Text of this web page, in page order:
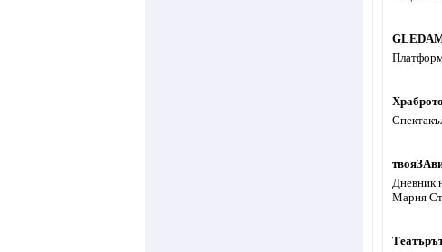
Дневник
Мария